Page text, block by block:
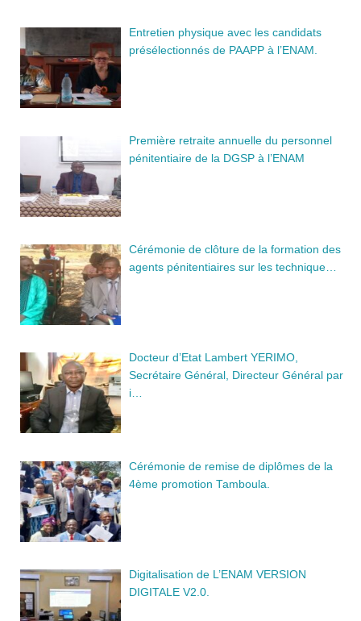
Entretien physique avec les candidats
présélectionnés de PAAPP à l’ENAM.
Première retraite annuelle du personnel
pénitentiaire de la DGSP à l’ENAM
Cérémonie de clôture de la formation des
agents pénitentiaires sur les technique…
Docteur d’Etat Lambert YERIMO,
Secrétaire Général, Directeur Général par
i…
Cérémonie de remise de diplômes de la
4ème promotion Tamboula.
Digitalisation de L’ENAM VERSION
DIGITALE V2.0.